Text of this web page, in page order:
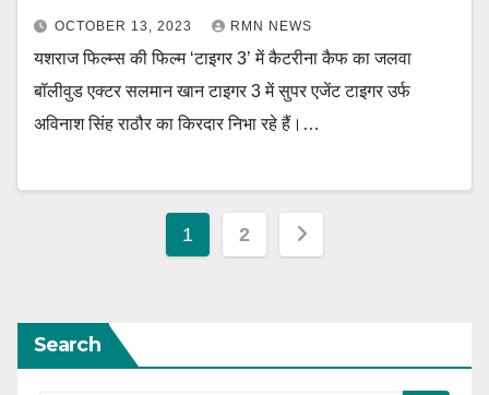
OCTOBER 13, 2023 RMN NEWS
यशराज फिल्म्स की फिल्म ‘टाइगर 3’ में कैटरीना कैफ का जलवा
बॉलीवुड एक्टर सलमान खान टाइगर 3 में सुपर एजेंट टाइगर उर्फ
अविनाश सिंह राठौर का किरदार निभा रहे हैं।…
Posts
1 2
Search